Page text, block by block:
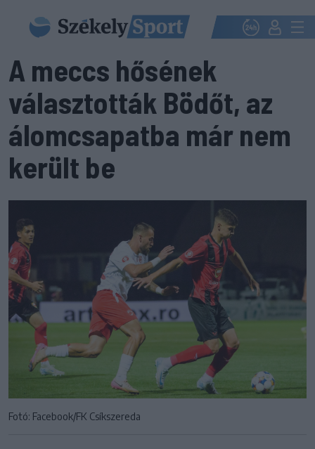
A meccs hősének
választották Bödőt, az
álomcsapatba már nem
került be
Fotó: Facebook/FK Csíkszereda